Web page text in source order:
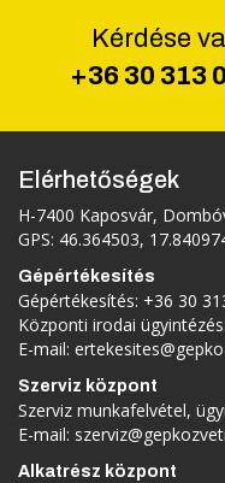
Kérdése
+36 30 313
Elérhetőségek
H-7400 Kaposvár,
GPS: 46.364503,
Gépértékesítés
Gépértékesítés: +36 30
Központi irodai ügyintézés:
E-mail:
Szerviz központ
Szerviz munkafelvétel,
E-mail:
Alkatrész központ